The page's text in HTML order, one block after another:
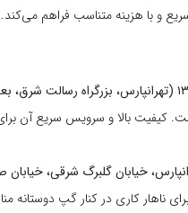
سریع و با هزینه متناسب فراهم می‌کند.
کیفیت بالا و سرویس سریع آن
گلبرگ شرقی، خیابان صادقی۱۱۳، نبش خیابان
ناهار کاری در کنار گپ دوستانه